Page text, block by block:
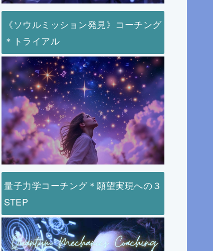
《ソウルミッション発見》コーチング
＊トライアル
量子力学コーチング＊願望実現への３
STEP